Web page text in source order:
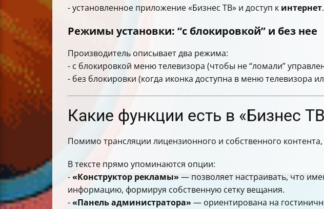
- установленное приложение «Бизнес ТВ» и доступ к интернет.
Режимы установки: “с блокировкой” и без нее
Производитель описывает два режима:
- с блокировкой меню телевизора (чтобы не “ломали”
- без блокировки (когда иконка доступна в меню телевизора
Какие функции есть в «Бизнес
Помимо трансляции лицензионного и собственного
В тексте прямо упоминаются опции:
-«Конструктор рекламы»— позволяет настраивать, что
информацию, формируя собственную сетку вещания.
-«Панель администратора» — ориентирована на